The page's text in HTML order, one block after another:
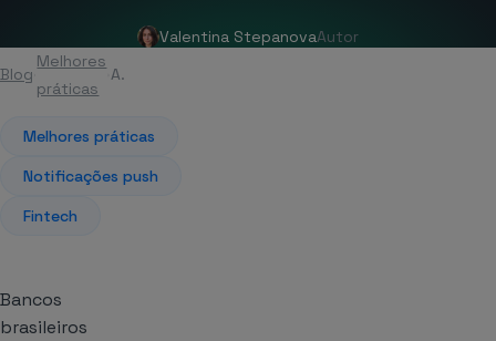
Valentina StepanovaAutor
Blog
Melhores
práticas
Artigo
Melhores práticas
Notificações push
Fintech
Bancos
brasileiros